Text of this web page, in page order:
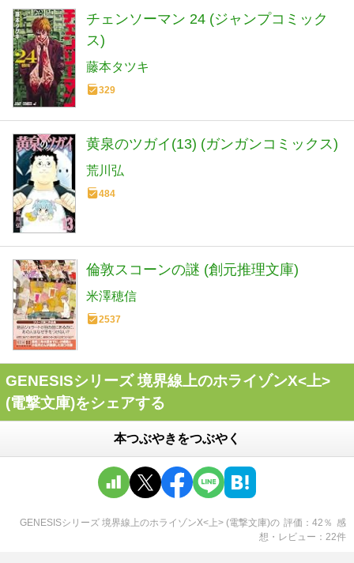
チェンソーマン 24 (ジャンプコミック
ス)
藤本タツキ
329
黄泉のツガイ(13) (ガンガンコミックス)
荒川弘
484
倫敦スコーンの謎 (創元推理文庫)
米澤穂信
2537
GENESISシリーズ 境界線上のホライゾンX<上>
(電撃文庫)をシェアする
本つぶやきをつぶやく
GENESISシリーズ 境界線上のホライゾンX<上> (電撃文庫)の 評価 42 ％ 感
想・レビュー
22件